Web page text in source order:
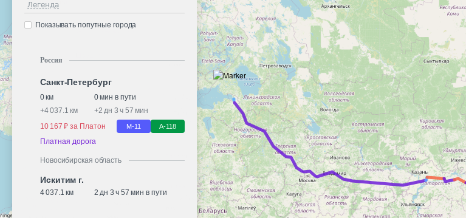
Легенда
Показывать попутные города
Россия
Санкт-Петербург
0 км
0 мин в пути
+4 037.1 км +2 дн 3 ч 57 мин
10 167 ₽ за Платон
М-11 А-118
Платная дорога
Новосибирская область
Искитим г.
4 037.1 км 2 дн 3 ч 57 мин в пути